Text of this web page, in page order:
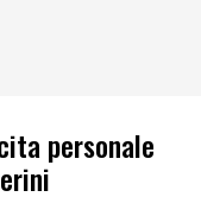
personale